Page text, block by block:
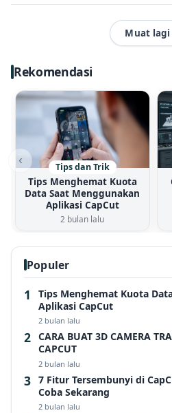
Muat lagi
Rekomendasi
‹ Tips dan Trik
Tips Menghemat Kuota
Data Saat Menggunakan
Aplikasi CapCut
2 bulan lalu
Populer
Tips Menghemat Kuota
Aplikasi CapCut
2 bulan lalu
CARA BUAT 3D CAMERA
CAPCUT
2 bulan lalu
7 Fitur Tersembunyi di
Coba Sekarang
2 bulan lalu